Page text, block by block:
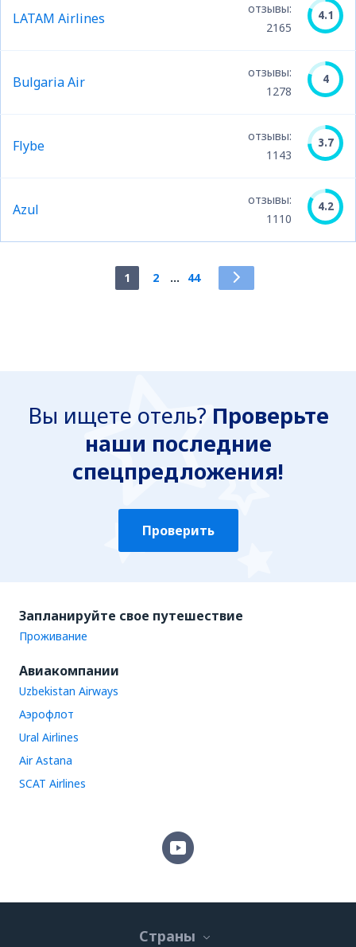
LATAM Airlines
отзывы:
2165
4.1
Bulgaria Air
отзывы:
1278
4
Flybe
отзывы:
1143
3.7
Azul
отзывы:
1110
4.2
1 2 ... 44
Вы ищете отель? Проверьте
наши последние
спецпредложения!
Проверить
Запланируйте свое путешествие
Проживание
Авиакомпании
Uzbekistan Airways
Аэрофлот
Ural Airlines
Air Astana
SCAT Airlines
Страны